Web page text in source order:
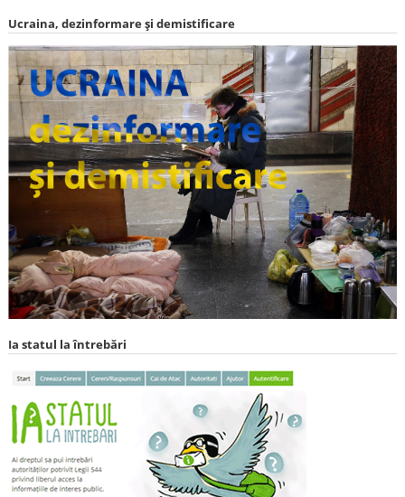
Ucraina, dezinformare și demistificare
Ia statul la întrebări